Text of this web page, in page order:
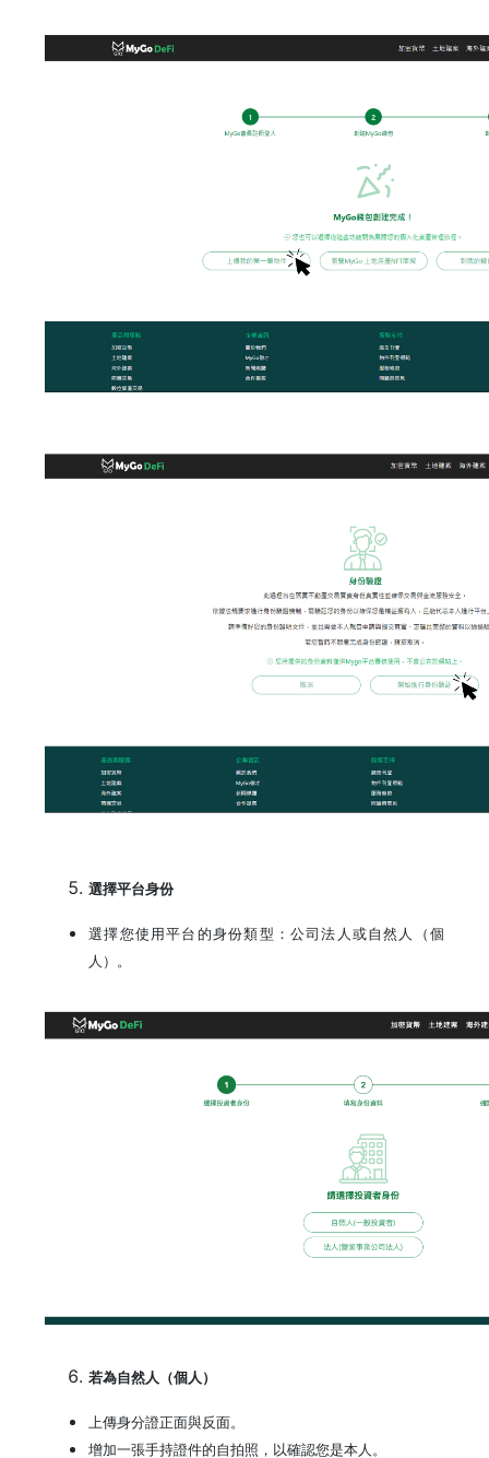
選擇平台身份
選擇您使用平台的身份類型：公司法人或自然人（個
人）。
若為自然人（個人）
上傳身分證正面與反面。
增加一張手持證件的自拍照，以確認您是本人。